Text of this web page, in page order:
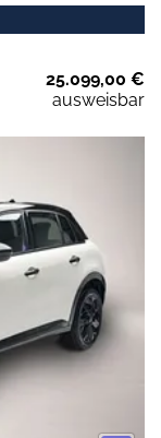
25.099,00 €
ausweisbar